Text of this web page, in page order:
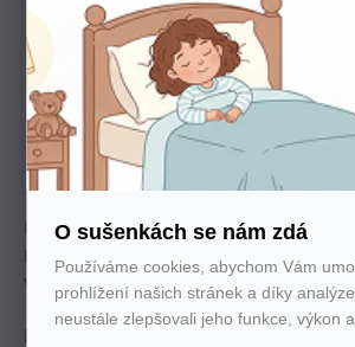
O sušenkách se nám zdá
Používáme cookies, abychom Vám
prohlížení našich stránek a díky
neustále zlepšovali jeho funkce, výkon
U nás nakupujte bez
Autorizovaný prodejce všech
záruka. Záruční i pozáruční servis.
Ideální matrace pro děti s bezzónovým
HR pěny Nightfly, poskytující optimální
Vyberte si pratelný potah, který chrání před
Kvalitní bezzónová matrace vhodná pro